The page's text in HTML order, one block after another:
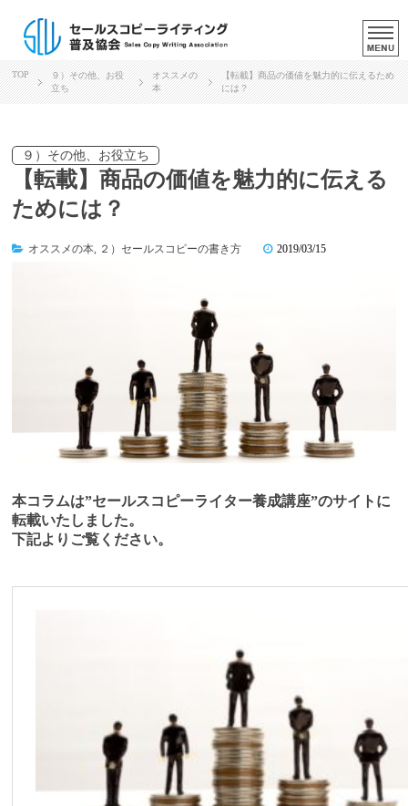
TOP
９）その他、お役
立ち
オススメの
本
【転載】商品の価値を魅力的に伝えるため
には？
９）その他、お役立ち
【転載】商品の価値を魅力的に伝える
ためには？
オススメの本, ２）セールスコピーの書き方 2019/03/15
本コラムは”セールスコピーライター養成講座”のサイトに
転載いたしました。
下記よりご覧ください。